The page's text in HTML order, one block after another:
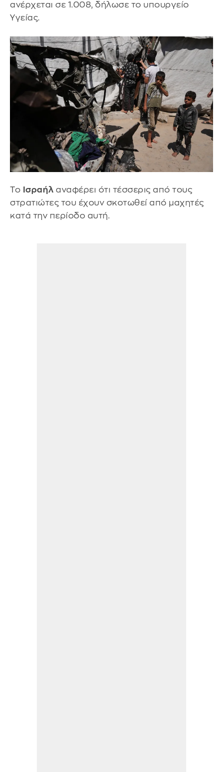
ανέρχεται σε 1.008, δήλωσε το υπουργείο
Υγείας.
Το Ισραήλ αναφέρει ότι τέσσερις από τους
στρατιώτες του έχουν σκοτωθεί από μαχητές
κατά την περίοδο αυτή.